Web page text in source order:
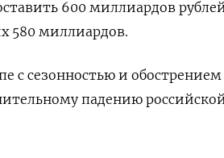
600 миллиардов
580 миллиардов.
с сезонностью и обострением
падению